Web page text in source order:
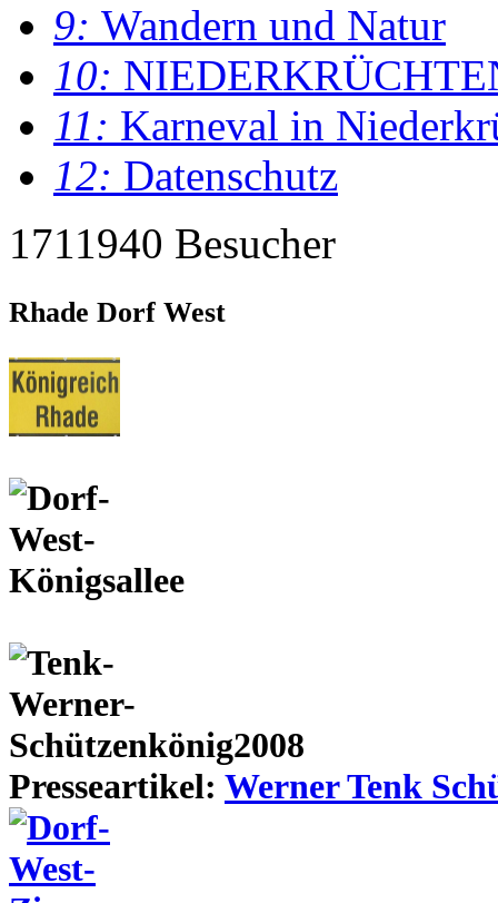
9: Wandern und Natur
10:
11: Karneval in
12: Datenschutz
1711940 Besucher
Rhade Dorf West
Presseartikel: Werner Tenk